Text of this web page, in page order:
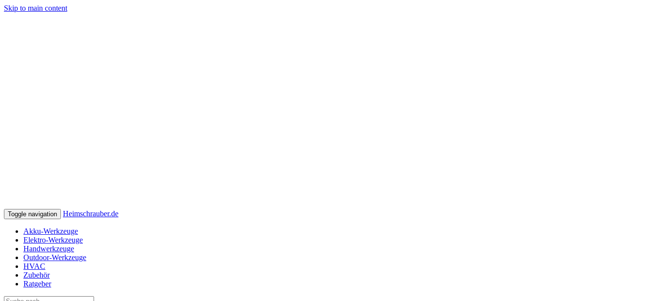
Skip to main content
Toggle navigation Heimschrauber.de
Akku-Werkzeuge
Elektro-Werkzeuge
Handwerkzeuge
Outdoor-Werkzeuge
HVAC
Zubehör
Ratgeber